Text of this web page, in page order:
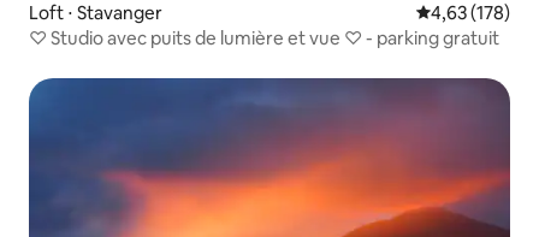
Loft ⋅ Stavanger Évaluation
4,63 (178)
♡ Studio avec puits de lumière et vue ♡ - parking gratuit